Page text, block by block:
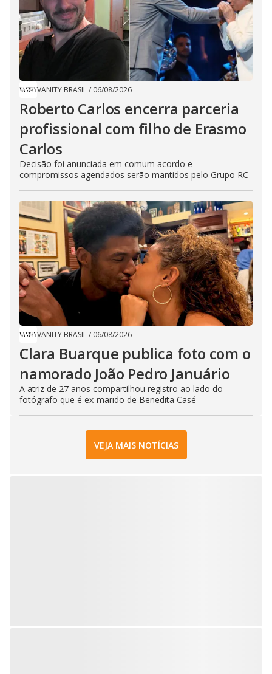
VANITY BRASIL/ 06/08/2026
Roberto Carlos encerra parceria
profissional com filho de Erasmo
Carlos
Decisão foi anunciada em comum acordo e
compromissos agendados serão mantidos pelo Grupo RC
VANITY BRASIL/ 06/08/2026
Clara Buarque publica foto com o
namorado João Pedro Januário
A atriz de 27 anos compartilhou registro ao lado do
fotógrafo que é ex-marido de Benedita Casé
VEJA MAIS NOTÍCIAS